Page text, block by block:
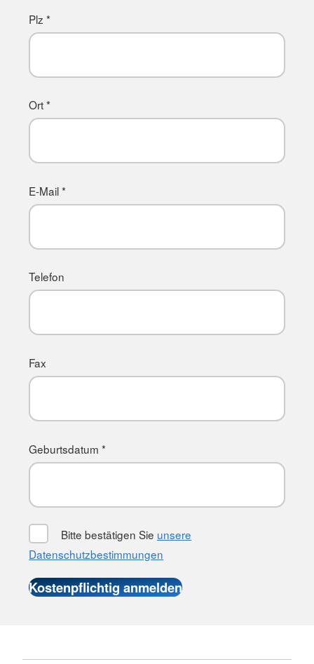
Plz *
Ort *
E-Mail *
Telefon
Fax
Geburtsdatum *
Bitte bestätigen Sie unsere
Datenschutzbestimmungen